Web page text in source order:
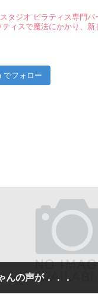
タジオ ピラティス専門
ティスで魔法にかかり、
でフォロー
んの声が．．．